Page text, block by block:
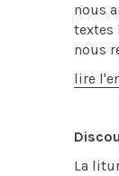
nous
textes
nous
lire
La